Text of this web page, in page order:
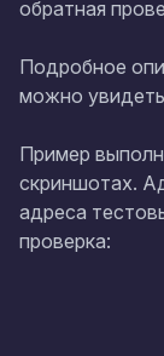
обратная
Подробное
можно
Пример
скриншотах.
адреса
проверка: